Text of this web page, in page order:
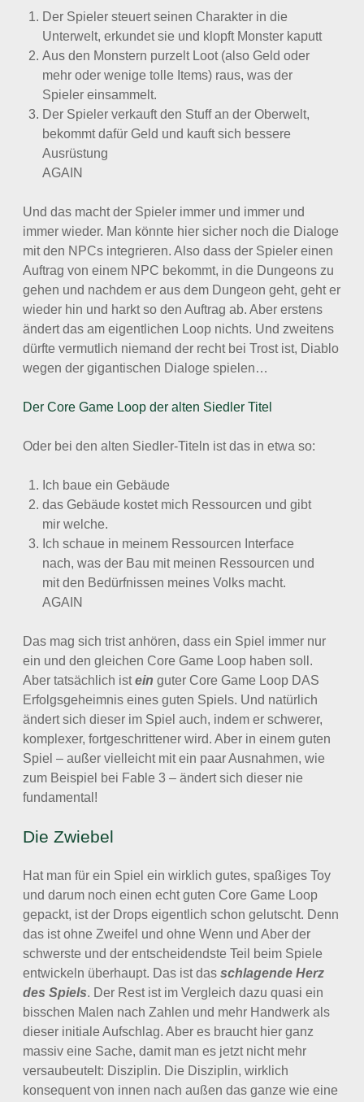
Der Spieler steuert seinen Charakter in die
Unterwelt, erkundet sie und klopft Monster kaputt
Aus den Monstern purzelt Loot (also Geld oder
mehr oder wenige tolle Items) raus, was der
Spieler einsammelt.
Der Spieler verkauft den Stuff an der Oberwelt,
bekommt dafür Geld und kauft sich bessere
Ausrüstung
AGAIN
Und das macht der Spieler immer und immer und
immer wieder. Man könnte hier sicher noch die Dialoge
mit den NPCs integrieren. Also dass der Spieler einen
Auftrag von einem NPC bekommt, in die Dungeons zu
gehen und nachdem er aus dem Dungeon geht, geht er
wieder hin und harkt so den Auftrag ab. Aber erstens
ändert das am eigentlichen Loop nichts. Und zweitens
dürfte vermutlich niemand der recht bei Trost ist, Diablo
wegen der gigantischen Dialoge spielen…
Der Core Game Loop der alten Siedler Titel
Oder bei den alten Siedler-Titeln ist das in etwa so:
Ich baue ein Gebäude
das Gebäude kostet mich Ressourcen und gibt
mir welche.
Ich schaue in meinem Ressourcen Interface
nach, was der Bau mit meinen Ressourcen und
mit den Bedürfnissen meines Volks macht.
AGAIN
Das mag sich trist anhören, dass ein Spiel immer nur
ein und den gleichen Core Game Loop haben soll.
Aber tatsächlich istein guter Core Game Loop DAS
Erfolgsgeheimnis eines guten Spiels. Und natürlich
ändert sich dieser im Spiel auch, indem er schwerer,
komplexer, fortgeschrittener wird. Aber in einem guten
Spiel – außer vielleicht mit ein paar Ausnahmen, wie
zum Beispiel bei Fable 3 – ändert sich dieser nie
fundamental!
Die Zwiebel
Hat man für ein Spiel ein wirklich gutes, spaßiges Toy
und darum noch einen echt guten Core Game Loop
gepackt, ist der Drops eigentlich schon gelutscht. Denn
das ist ohne Zweifel und ohne Wenn und Aber der
schwerste und der entscheidendste Teil beim Spiele
entwickeln überhaupt. Das ist das schlagende Herz
des Spiels. Der Rest ist im Vergleich dazu quasi ein
bisschen Malen nach Zahlen und mehr Handwerk als
dieser initiale Aufschlag. Aber es braucht hier ganz
massiv eine Sache, damit man es jetzt nicht mehr
versaubeutelt: Disziplin. Die Disziplin, wirklich
konsequent von innen nach außen das ganze wie eine